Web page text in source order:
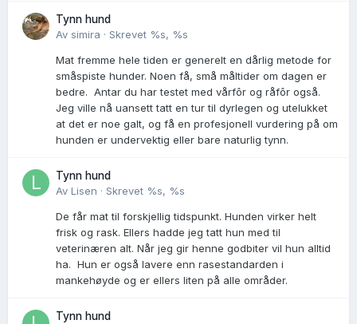
Tynn hund
Av simira · Skrevet %s, %s
Mat fremme hele tiden er generelt en dårlig metode for
småspiste hunder. Noen få, små måltider om dagen er
bedre. Antar du har testet med vårfôr og råfôr også.
Jeg ville nå uansett tatt en tur til dyrlegen og utelukket
at det er noe galt, og få en profesjonell vurdering på om
hunden er undervektig eller bare naturlig tynn.
Tynn hund
Av Lisen · Skrevet %s, %s
De får mat til forskjellig tidspunkt. Hunden virker helt
frisk og rask. Ellers hadde jeg tatt hun med til
veterinæren alt. Når jeg gir henne godbiter vil hun alltid
ha. Hun er også lavere enn rasestandarden i
mankehøyde og er ellers liten på alle områder.
Tynn hund